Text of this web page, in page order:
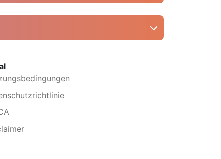
einholen. Snapinsta